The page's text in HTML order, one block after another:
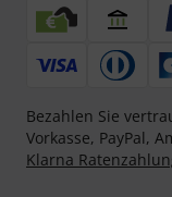
Bezahlen Sie
Vorkasse, PayPal,
Klarna